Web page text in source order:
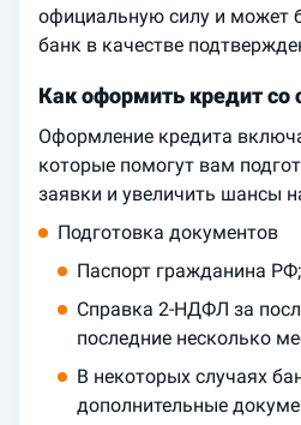
официальную силу и может
банк в качестве
Как оформить кредит
Оформление кредита
которые помогут вам
заявки и увеличить шансы
Подготовка документов
Паспорт гражданина РФ;
Справка 2-НДФЛ за
последние несколько
В некоторых случаях
дополнительные